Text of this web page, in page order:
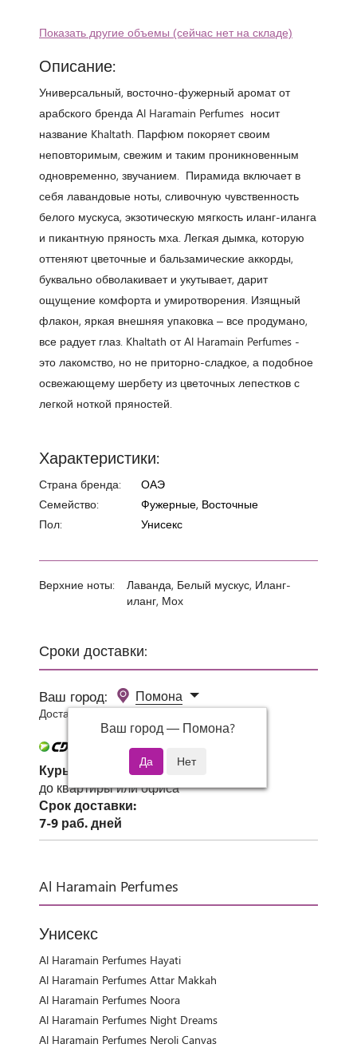
Сроки доставки:
Ваш город:
Помона
Ваш город — Помона?
Доставка 0 руб при заказе от 3000 руб.
Курьер СДЭК
до квартиры или офиса
Срок доставки:
7-9 раб. дней
Al Haramain Perfumes
Унисекс
Al Haramain Perfumes Hayati
Al Haramain Perfumes Attar Makkah
Al Haramain Perfumes Noora
Al Haramain Perfumes Night Dreams
Al Haramain Perfumes Neroli Canvas
Показать другие объемы (сейчас нет на складе)
Описание:
Универсальный, восточно-фужерный аромат от
арабского бренда Al Haramain Perfumes носит
название Khaltath. Парфюм покоряет своим
неповторимым, свежим и таким проникновенным
одновременно, звучанием. Пирамида включает в
себя лавандовые ноты, сливочную чувственность
белого мускуса, экзотическую мягкость иланг-иланга
и пикантную пряность мха. Легкая дымка, которую
оттеняют цветочные и бальзамические аккорды,
буквально обволакивает и укутывает, дарит
ощущение комфорта и умиротворения. Изящный
флакон, яркая внешняя упаковка – все продумано,
все радует глаз. Khaltath от Al Haramain Perfumes -
это лакомство, но не приторно-сладкое, а подобное
освежающему шербету из цветочных лепестков с
легкой ноткой пряностей.
Характеристики:
Страна бренда:
ОАЭ
Семейство:
Фужерные, Восточные
Пол:
Унисекс
Верхние ноты:
Лаванда, Белый мускус, Иланг-
иланг, Мох